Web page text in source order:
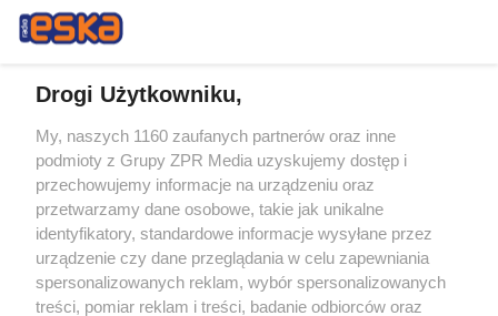
Żaden utwór zamieszczony w serwisie nie może być powielany i
rozpowszechniany lub dalej rozpowszechniany w jakikolwiek sposób (w
tym także elektroniczny lub mechaniczny) na jakimkolwiek polu
eksploatacji w jakiejkolwiek formie, włącznie z umieszczaniem w
Internecie bez pisemnej zgody właściciela praw. Jakiekolwiek użycie lub
wykorzystanie utworów w całości lub w części z naruszeniem prawa,
tzn. bez właściwej zgody, jest zabronione pod groźbą kary i może być
ścigane prawnie.
Drogi Użytkowniku,
My, naszych 1160 zaufanych partnerów oraz inne
podmioty z Grupy ZPR Media uzyskujemy dostęp i
przechowujemy informacje na urządzeniu oraz
przetwarzamy dane osobowe, takie jak unikalne
identyfikatory, standardowe informacje wysyłane przez
urządzenie czy dane przeglądania w celu zapewniania
spersonalizowanych reklam, wybór spersonalizowanych
treści, pomiar reklam i treści, badanie odbiorców oraz